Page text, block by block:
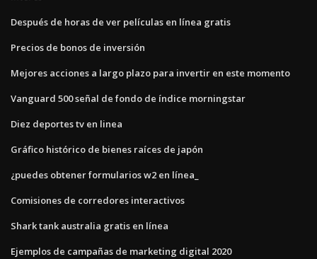
Después de horas de ver películas en línea gratis
Precios de bonos de inversión
Mejores acciones a largo plazo para invertir en este momento
Vanguard 500 señal de fondo de índice morningstar
Diez deportes tv en linea
Gráfico histórico de bienes raíces de japón
¿puedes obtener formularios w2 en línea_
Comisiones de corredores interactivos
Shark tank australia gratis en línea
Ejemplos de campañas de marketing digital 2020